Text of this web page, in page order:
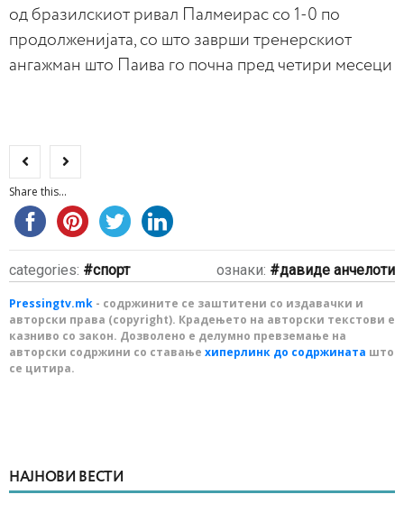
од бразилскиот ривал Палмеирас со 1-0 по
продолженијата, со што заврши тренерскиот
ангажман што Паива го почна пред четири месеци
Share this...
categories: спорт ознаки: давиде анчелоти
Pressingtv.mk - содржините се заштитени со издавачки и
авторски права (copyright). Крадењето на авторски текстови е
казниво со закон. Дозволено е делумно превземање на
авторски содржини со ставање хиперлинк до содржината што
се цитира.
НАЈНОВИ ВЕСТИ